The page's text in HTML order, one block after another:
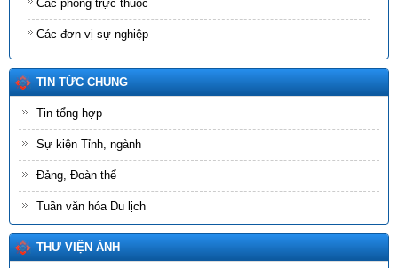
Các phòng trực thuộc
Các đơn vị sự nghiệp
TIN TỨC CHUNG
Tin tổng hợp
Sự kiện Tỉnh, ngành
Đảng, Đoàn thể
Tuần văn hóa Du lịch
THƯ VIỆN ẢNH